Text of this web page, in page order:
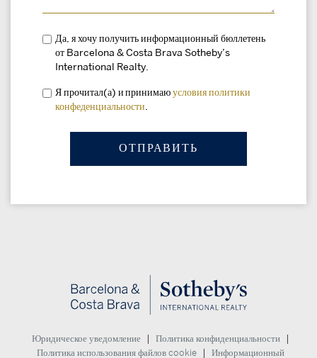
Да, я хочу получить информационный бюллетень
от Barcelona & Costa Brava Sotheby’s
International Realty.
Я прочитал(а) и принимаю условия политики
конфеденциальности
Юридическое уведомление Политика конфиденциальности
Политика использования файлов cookie Информационный